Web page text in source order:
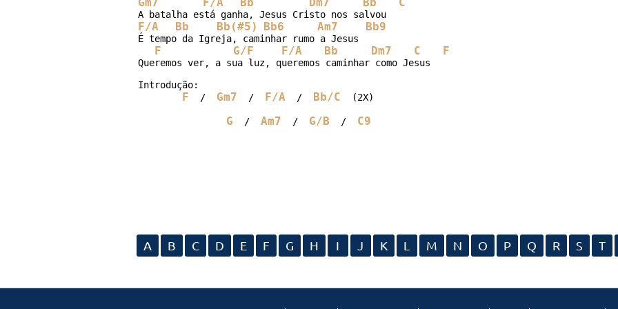
A batalha está ganha, Jesus Cristo nos salvou
F/A Bb Bb(#5) Bb6 Am7 Bb9
É tempo da Igreja, caminhar rumo a Jesus
F G/F F/A Bb Dm7 C F
Queremos ver, a sua luz, queremos caminhar como Jesus
Introdução:
F
  /
Gm7
  /
F/A
  /
Bb/C
  (2X)
G
  /
Am7
  /
G/B
  /
C9
A B C D E F G H I J K L M N O P Q R S T